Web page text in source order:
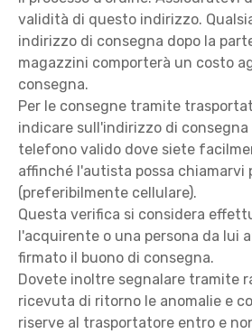
validità di questo indirizzo.
indirizzo di consegna dopo la
magazzini comporterà un costo
consegna.
Per le consegne tramite
indicare sull'indirizzo di
telefono valido dove siete
affinché l'autista possa chiamarvi
(preferibilmente cellulare).
Questa verifica si considera
l'acquirente o una persona da lui
firmato il buono di consegna.
Dovete inoltre segnalare tramite
ricevuta di ritorno le anomalie e
riserve al trasportatore entro e